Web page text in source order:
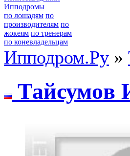
Ипподромы
по лошадям по
производителям по
жокеям по тренерам
по коневладельцам
Ипподром.Ру »
Тайсумoв